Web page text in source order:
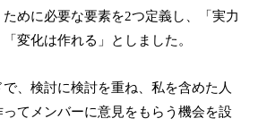
めに必要な要素を2つ定義し、「実力
変化は作れる」としました。
、検討に検討を重ね、私を含めた人
てメンバーに意見をもらう機会を設